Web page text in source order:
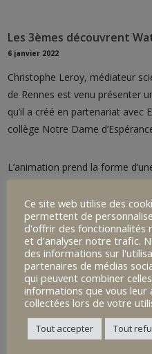
Les 3èmes découvrent
6 janvier 2022
Christophe Leroy, médiateur
de Rennes est venu présenter
qu’il a créé en partenariat avec
collège Notre Dame
L’animation prend la forme
Ils ont commencé par
habitudes de consommation.
Ensuite par équipe de deux,
leur commune en installant des
électrique.
Ce site web utilise des
permettent de
d'offrir des fonctionnalités
et d'analyser notre trafic.
des informations sur
partenaires de médias
qui peuvent combiner
informations que vous leur
collectées lors de votre
Tout accepter Tout